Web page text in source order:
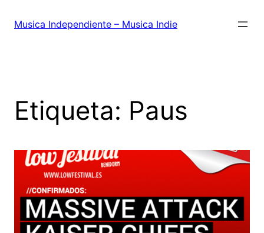
Musica Independiente – Musica Indie
Etiqueta: Paus